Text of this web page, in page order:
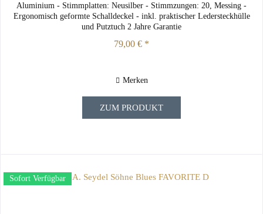
Aluminium - Stimmplatten: Neusilber - Stimmzungen: 20, Messing -
Ergonomisch geformte Schalldeckel - inkl. praktischer Ledersteckhülle
und Putztuch 2 Jahre Garantie
79,00 € *
Merken
ZUM PRODUKT
Sofort Verfügbar